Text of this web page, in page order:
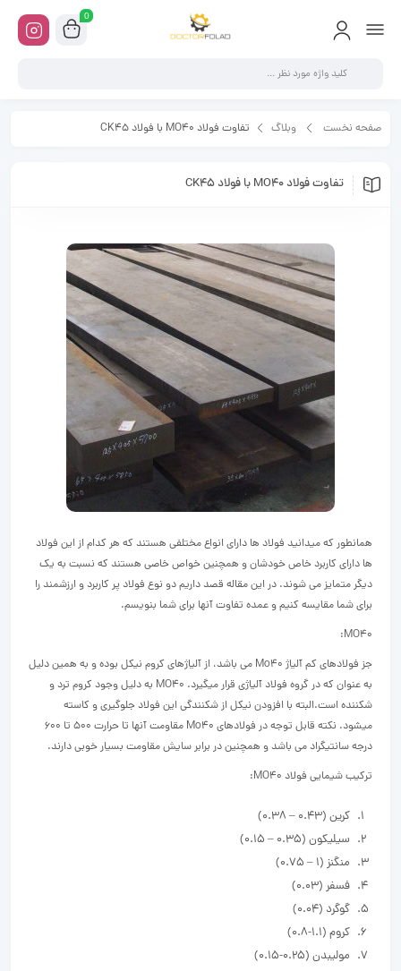
0
صفحه نخست وبلاگ تفاوت فولاد MO40 با فولاد CK45
تفاوت فولاد MO40 با فولاد CK45
همانطور که میدانید فولاد ها دارای انواع مختلفی هستند که هر کدام از این فولاد
ها دارای کاربرد خاص خودشان و همچنین خواص خاصی هستند که نسبت به یک
دیگر متمایز می شوند. در این مقاله قصد داریم دو نوع فولاد پر کاربرد و ارزشمند را
برای شما مقایسه کنیم و عمده تفاوت آنها برای شما بنویسم.
MO40:
جز فولادهای کم آلیاژ Mo40 می باشد، از آلیاژهای کروم نیکل بوده و به همین دلیل
به عنوان که در گروه فولاد آلیاژی قرار میگیرد. MO40 به دلیل وجود کروم ترد و
شکننده است.البته با افزودن نیکل از شکنندگی این فولاد جلوگیری و کاسته
میشود. نکته قابل توجه در فولادهای Mo40 مقاومت آنها تا حرارت 500 تا 600
درجه سانتیگراد می باشد و همچنین در برابر سایش مقاومت بسیار خوبی دارند.
ترکیب شیمایی فولاد MO40:
کرین (0.43 – 0.38)
سیلیکون (0.35 – 0.15)
منگنز (1 – 0.75)
فسفر (0.03)
گوگرد (0.04)
کروم (1.1-0.8)
مولیبدن (0.25-0.15)